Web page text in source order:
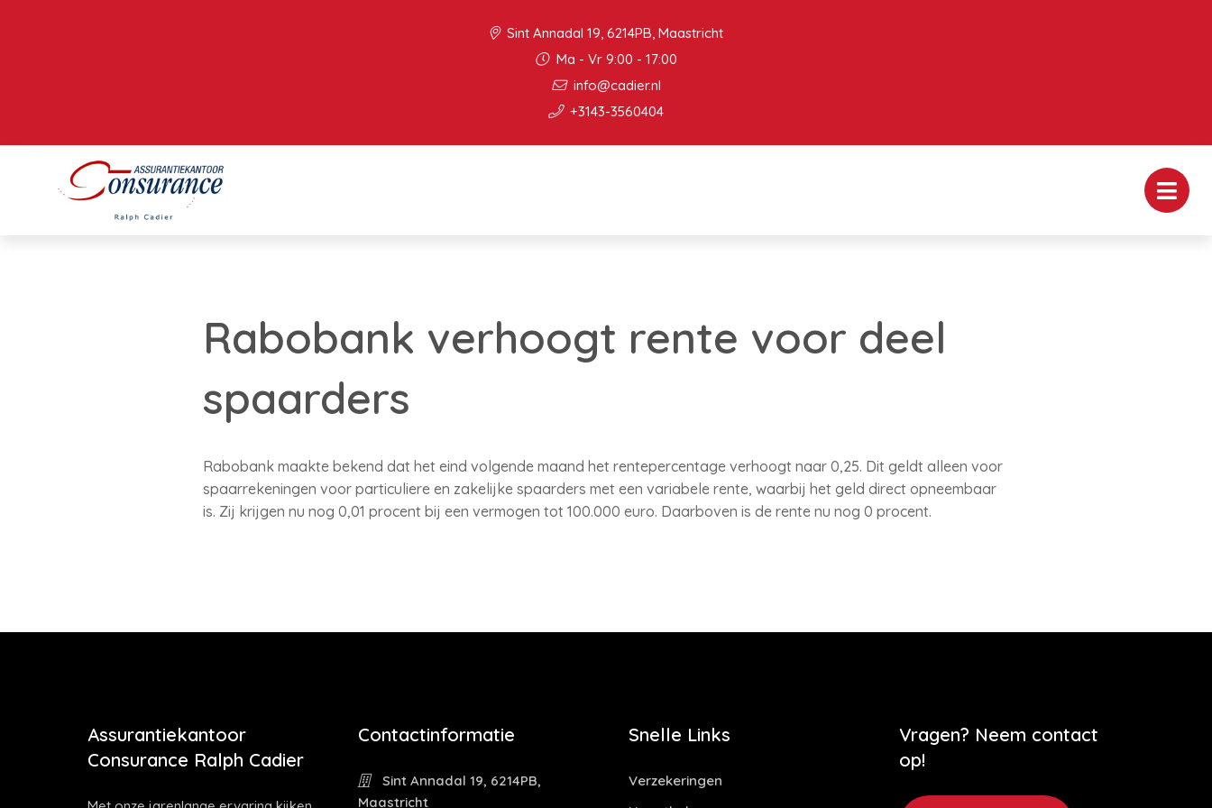
Sint Annadal 19, 6214PB, Maastricht
Ma - Vr 9:00 - 17:00
info@cadier.nl
+3143-3560404
Rabobank verhoogt rente voor deel
spaarders
Rabobank maakte bekend dat het eind volgende maand het rentepercentage verhoogt naar 0,25. Dit geldt alleen voor
spaarrekeningen voor particuliere en zakelijke spaarders met een variabele rente, waarbij het geld direct opneembaar
is. Zij krijgen nu nog 0,01 procent bij een vermogen tot 100.000 euro. Daarboven is de rente nu nog 0 procent.
Assurantiekantoor
Consurance Ralph Cadier
Contactinformatie
Sint Annadal 19, 6214PB,
Maastricht
Snelle Links
Verzekeringen
Vragen? Neem contact
op!